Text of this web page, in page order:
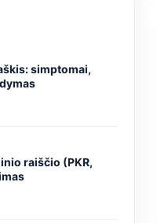
simptomai,
raiščio (PKR,